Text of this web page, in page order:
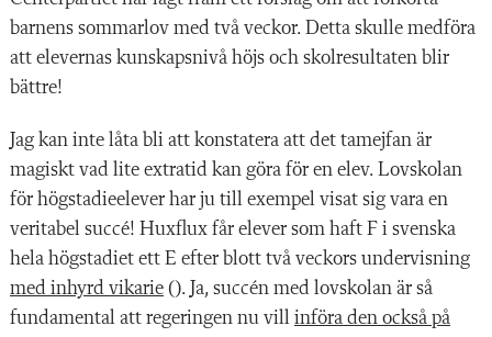
barnens sommarlov med två veckor. Detta skulle medföra
att elevernas kunskapsnivå höjs och skolresultaten blir
bättre!
Jag kan inte låta bli att konstatera att det tamejfan är
magiskt vad lite extratid kan göra för en elev. Lovskolan
för högstadieelever har ju till exempel visat sig vara en
veritabel succé! Huxflux får elever som haft F i svenska
hela högstadiet ett E efter blott två veckors undervisning
med inhyrd vikarie (). Ja, succén med lovskolan är så
fundamental att regeringen nu vill införa den också på